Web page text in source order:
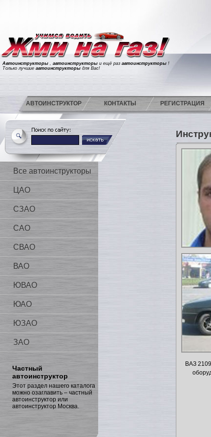
Автоинструкторы , автоинструкторы и ещё раз автоинструкторы !
Только лучшие автоинструкторы для Вас!
АВТОИНСТРУКТОР КОНТАКТЫ РЕГИСТРАЦИЯ
Все автоинструкторы
ЦАО
СЗАО
САО
СВАО
ВАО
ЮВАО
ЮАО
ЮЗАО
ЗАО
Частный
автоинструктор
Этот раздел нашего каталога
можно озаглавить – частный
автоинструктор или
автоинструктор Москва.
ВАЗ